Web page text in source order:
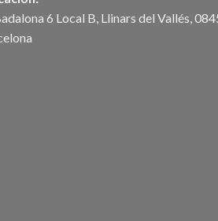
6 Local B, Llinars del Vallés,